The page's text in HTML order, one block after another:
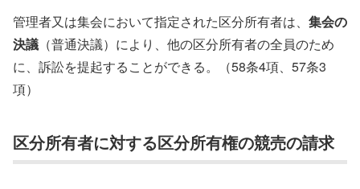
管理者又は集会において指定された区分所有者は、 集会の
決議 （普通決議）により、他の区分所有者の全員のため
に、訴訟を提起することができる。（58条4項、57条3
項）
区分所有者に対する区分所有権の競売の請求